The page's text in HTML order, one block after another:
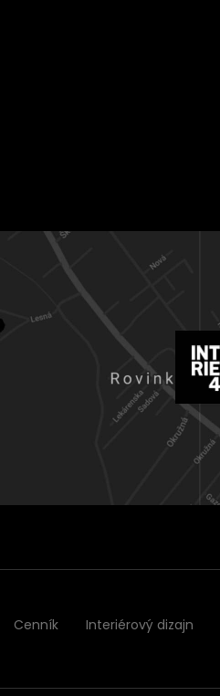
Cenník Interiérový dizajn